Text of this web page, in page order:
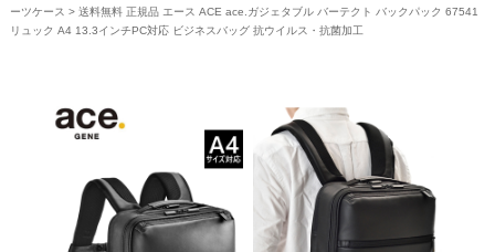
ーツケース > 送料無料 正規品 エース ACE ace.ガジェタブル バーテクト バックパック 67541
リュック A4 13.3インチPC対応 ビジネスバッグ 抗ウイルス・抗菌加工